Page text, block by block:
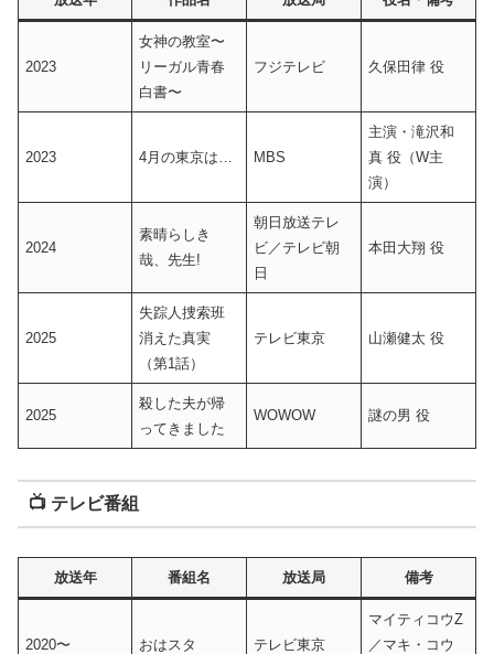
2023
女神の教室〜
リーガル青春
白書〜
フジテレビ 久保田律 役
2023 4月の東京は… MBS
主演・滝沢和
真 役（W主
演）
2024
素晴らしき
哉、先生!
朝日放送テレ
ビ／テレビ朝
日
本田大翔 役
2025
失踪人捜索班
消えた真実
（第1話）
テレビ東京 山瀬健太 役
2025
殺した夫が帰
ってきました
WOWOW 謎の男 役
📺 テレビ番組
放送年 番組名 放送局 備考
2020〜 おはスタ テレビ東京
マイティコウZ
／マキ・コウ